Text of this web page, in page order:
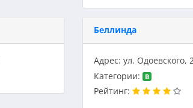
Беллинда
Адрес: ул. Одоевского,
Категории:
B
Рейтинг: